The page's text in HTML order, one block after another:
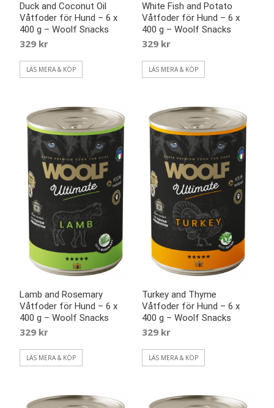
Duck and Coconut Oil
Våtfoder för Hund – 6 x
400 g – Woolf Snacks
329 kr
LÄS MERA & KÖP
White Fish and Potato
Våtfoder för Hund – 6 x
400 g – Woolf Snacks
329 kr
LÄS MERA & KÖP
Lamb and Rosemary
Våtfoder för Hund – 6 x
400 g – Woolf Snacks
329 kr
LÄS MERA & KÖP
Turkey and Thyme
Våtfoder för Hund – 6 x
400 g – Woolf Snacks
329 kr
LÄS MERA & KÖP